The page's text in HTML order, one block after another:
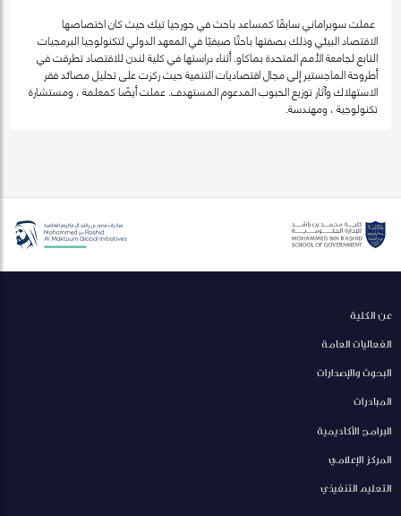
عملت سوبراماني سابقًا كمساعد باحث في جورجيا تيك حيث كان اختصاصها
الاقتصاد البيئي وذلك بصفتها باحثًا صيفيًا في المعهد الدولي لتكنولوجيا البرمجيات
التابع لجامعة الأمم المتحدة بماكاو. أثناء دراستها في كلية لندن للاقتصاد تطرقت في
أطروحة الماجستير إلى مجال اقتصاديات التنمية حيث ركزت على تحليل مصائد فقر
الاستهلاك وآثار توزيع الحبوب المدعوم المستهدف. عملت أيضًا كمعلمة ، ومستشارة
تكنولوجية ، ومهندسة.
عن الكلية
الفعاليات العامة
البحوث والإصدارات
المبادرات
البرامج الأكاديمية
المركز الإعلامي
التعليم التنفيذي